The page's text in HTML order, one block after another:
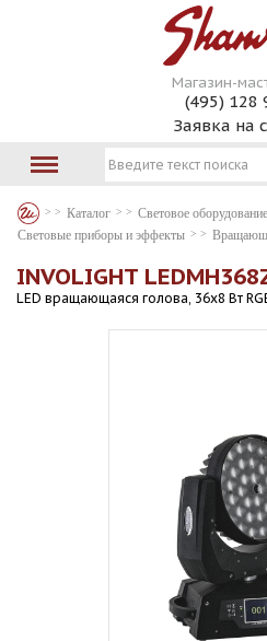
Магазин-
(495) 128
Заявка на
Каталог
Световое оборудование
Световые приборы и эффекты
INVOLIGHT
LED вращающаяся голова, 36x8 Вт